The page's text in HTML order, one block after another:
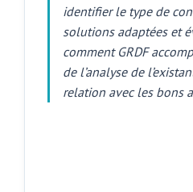
identifier le type de
solutions adaptées et
comment GRDF
de l’analyse de
relation avec les bons